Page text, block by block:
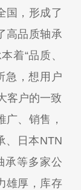
国，形成了
高品质轴承
着“品质、
急，想用户
客户的一致
、销售，
、日本NTN
承等多家公
雄厚，库存